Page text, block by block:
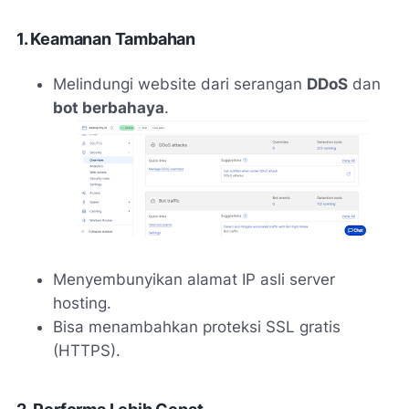
1. Keamanan Tambahan
Melindungi website dari serangan DDoS dan
bot berbahaya.
Menyembunyikan alamat IP asli server
hosting.
Bisa menambahkan proteksi SSL gratis
(HTTPS).